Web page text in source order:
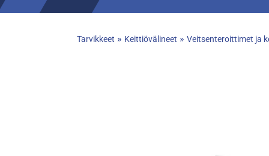
Tarvikkeet » Keittiövälineet » Veitsenteroittimet ja